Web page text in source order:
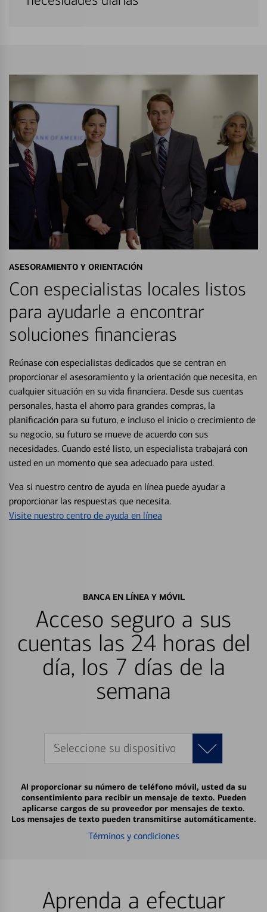
ASESORAMIENTO Y ORIENTACIÓN
Con especialistas locales listos
para ayudarle a encontrar
soluciones financieras
Reúnase con especialistas dedicados que se centran en
proporcionar el asesoramiento y la orientación que necesita, en
cualquier situación en su vida financiera. Desde sus cuentas
personales, hasta el ahorro para grandes compras, la
planificación para su futuro, e incluso el inicio o crecimiento de
su negocio, su futuro se mueve de acuerdo con sus
necesidades. Cuando esté listo, un especialista trabajará con
usted en un momento que sea adecuado para usted.
Vea si nuestro centro de ayuda en línea puede ayudar a
proporcionar las respuestas que necesita.
Visite nuestro centro de ayuda en línea
BANCA EN LÍNEA Y MÓVIL
Acceso seguro a sus
cuentas las 24 horas del
día, los 7 días de la
semana
Seleccione su dispositivo
Al proporcionar su número de teléfono móvil, usted da su
consentimiento para recibir un mensaje de texto. Pueden
aplicarse cargos de su proveedor por mensajes de texto.
Los mensajes de texto pueden transmitirse automáticamente.
Términos y condiciones
Aprenda a efectuar